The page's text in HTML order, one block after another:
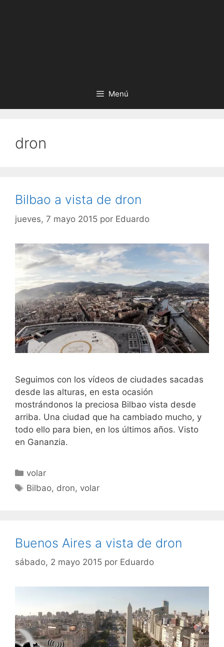
Menú
dron
Bilbao a vista de dron
jueves, 7 mayo 2015 por Eduardo
Seguimos con los vídeos de ciudades sacadas
desde las alturas, en esta ocasión
mostrándonos la preciosa Bilbao vista desde
arriba. Una ciudad que ha cambiado mucho, y
todo ello para bien, en los últimos años. Visto
en Gananzia.
Categorías
volar
Etiquetas
Bilbao, dron, volar
Buenos Aires a vista de dron
sábado, 2 mayo 2015 por Eduardo